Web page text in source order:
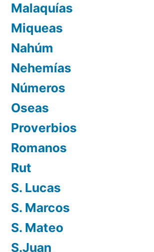
Malaquías
Miqueas
Nahúm
Nehemías
Números
Oseas
Proverbios
Romanos
Rut
S. Lucas
S. Marcos
S. Mateo
S.Juan